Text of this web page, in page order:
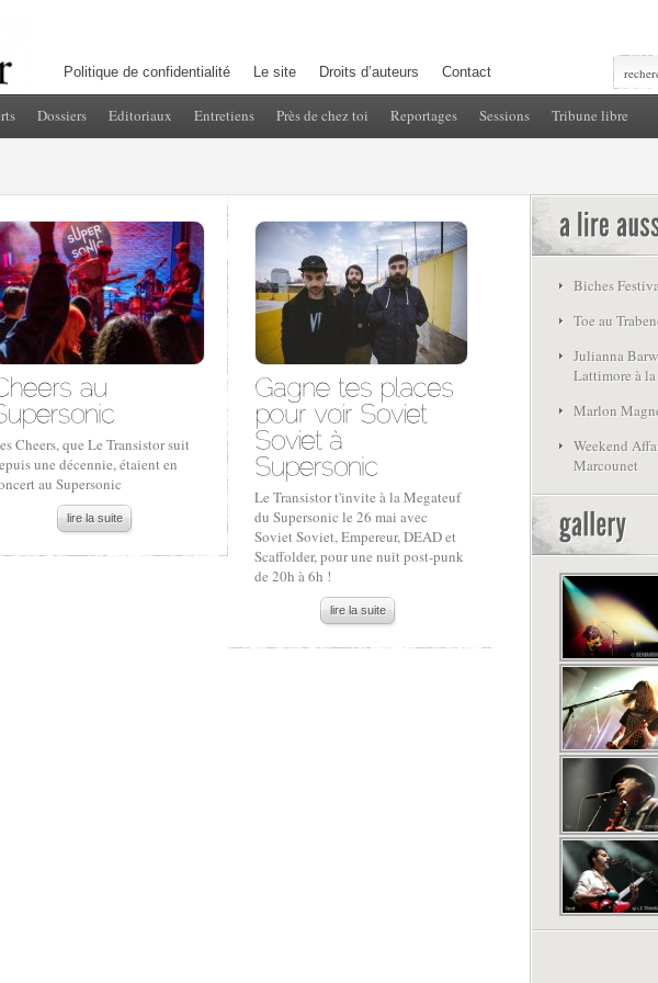
Politique de confidentialité Le site Droits d’auteurs Contact
Dossiers Editoriaux Entretiens Près de chez toi Reportages Sessions Tribune libre
Cheers, que Le Transistor suit
une décennie, étaient en
au Supersonic
lire la suite
Le Transistor t'invite à la Megateuf
du Supersonic le 26 mai avec
Soviet Soviet, Empereur, DEAD et
Scaffolder, pour une nuit post-punk
de 20h à 6h !
lire la suite
Biches
Toe au
Julianna
Lattimore à
Marlon
Weekend
Marcounet